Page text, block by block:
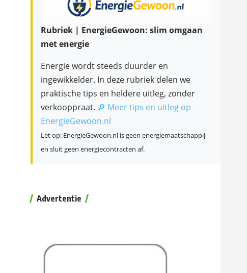
Rubriek | EnergieGewoon: slim omgaan
met energie
Energie wordt steeds duurder en
ingewikkelder. In deze rubriek delen we
praktische tips en heldere uitleg, zonder
verkooppraat. 🔎 Meer tips en uitleg op
EnergieGewoon.nl
Let op: EnergieGewoon.nl is geen energiemaatschappij
en sluit geen energiecontracten af.
Advertentie